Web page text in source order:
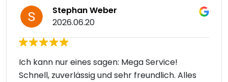
Stephan Weber
2026.06.20
Ich kann nur eines sagen: Mega Service!
Schnell, zuverlässig und sehr freundlich. Alles